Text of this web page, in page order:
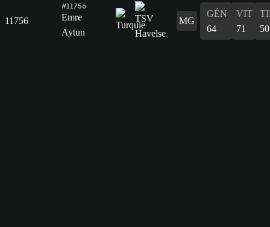
11756
#11756
Emre
Aytun
MG
GÉN
64
VIT
71
50